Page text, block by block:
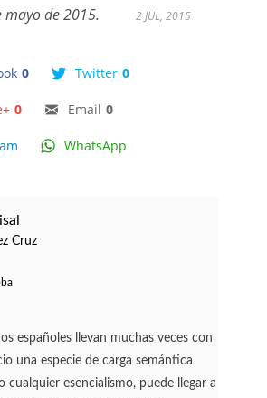
mayo de 2015.
0 Twitter 0
0 Email 0
WhatsApp
2 JUL, 2015
Cruz
españoles llevan muchas veces con
una especie de carga semántica
cualquier esencialismo, puede llegar a